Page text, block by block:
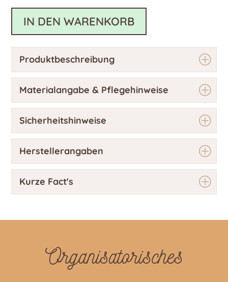
IN DEN WARENKORB
Produktbeschreibung
Materialangabe & Pflegehinweise
Sicherheitshinweise
Herstellerangaben
Kurze Fact's
Organisatorisches